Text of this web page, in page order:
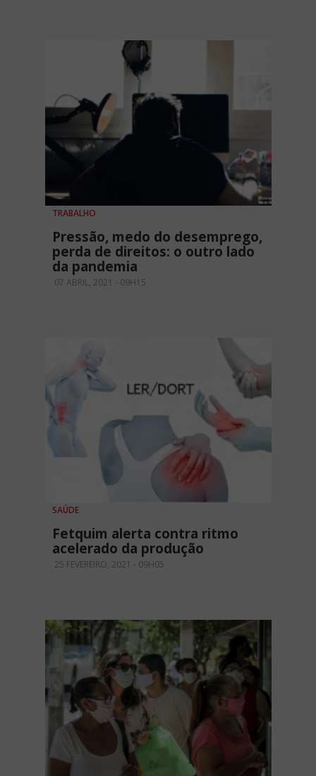
TRABALHO
Pressão, medo do desemprego,
perda de direitos: o outro lado
da pandemia
07 ABRIL, 2021 - 09H15
SAÚDE
Fetquim alerta contra ritmo
acelerado da produção
25 FEVEREIRO, 2021 - 09H05